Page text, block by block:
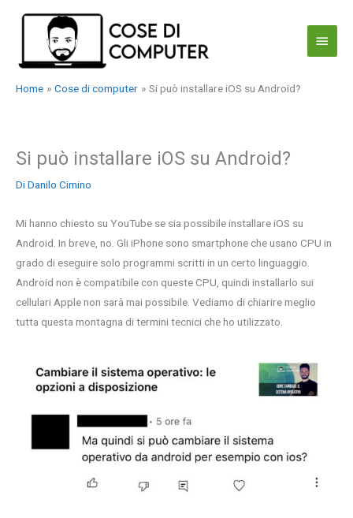
Menu
Home Cose di computer Si può installare iOS su Android?
Si può installare iOS su Android?
DiDanilo Cimino
Mi hanno chiesto su YouTube se sia possibile installare iOS su
Android. In breve, no. Gli iPhone sono smartphone che usano CPU in
grado di eseguire solo programmi scritti in un certo linguaggio.
Android non è compatibile con queste CPU, quindi installarlo sui
cellulari Apple non sarà mai possibile. Vediamo di chiarire meglio
tutta questa montagna di termini tecnici che ho utilizzato.